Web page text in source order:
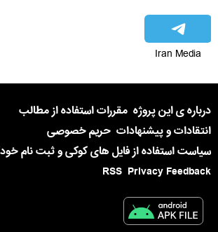
Iran Media
درباره ی این پروژه مقررات استفاده از مطالب
انتقادات و پیشنهادات حریم خصوصی
سیاست استفاده از فایل های کوکی و ثبت نام
Privacy Feedback
RSS